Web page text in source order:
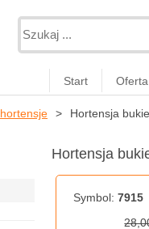
Start Oferta
hortensje Hortensja
Hortensja
Symbol:7915